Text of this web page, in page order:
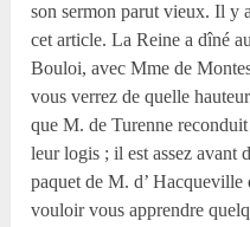
son sermon parut vieux. Il y
cet article. La Reine a dîné
Bouloi, avec Mme de
vous verrez de quelle
que M. de Turenne
leur logis ; il est assez avant
paquet de M. d’ Hacqueville
vouloir vous apprendre